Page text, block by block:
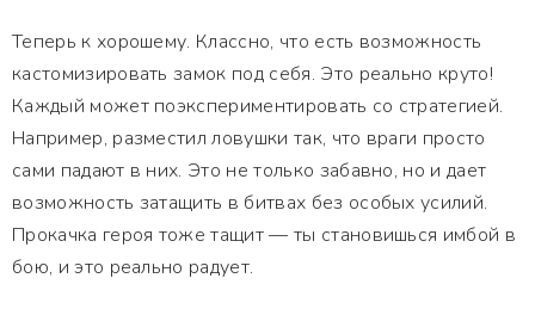
Теперь к хорошему. Классно, что есть возможность
кастомизировать замок под себя. Это реально круто!
Каждый может поэкспериментировать со стратегией.
Например, разместил ловушки так, что враги просто
сами падают в них. Это не только забавно, но и дает
возможность затащить в битвах без особых усилий.
Прокачка героя тоже тащит — ты становишься имбой в
бою, и это реально радует.